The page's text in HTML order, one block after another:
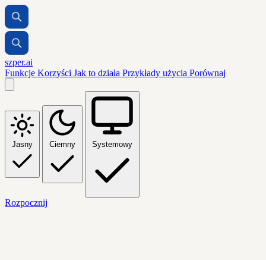
szper.ai
Funkcje Korzyści Jak to działa Przykłady użycia Porównaj
Jasny Ciemny Systemowy
Rozpocznij